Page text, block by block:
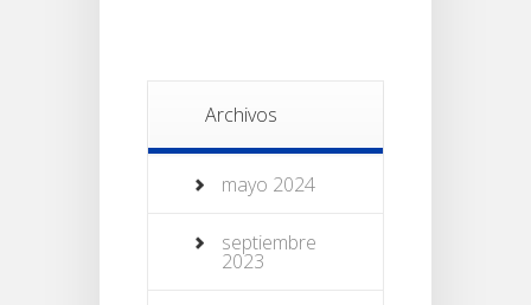
Archivos
mayo 2024
septiembre
2023